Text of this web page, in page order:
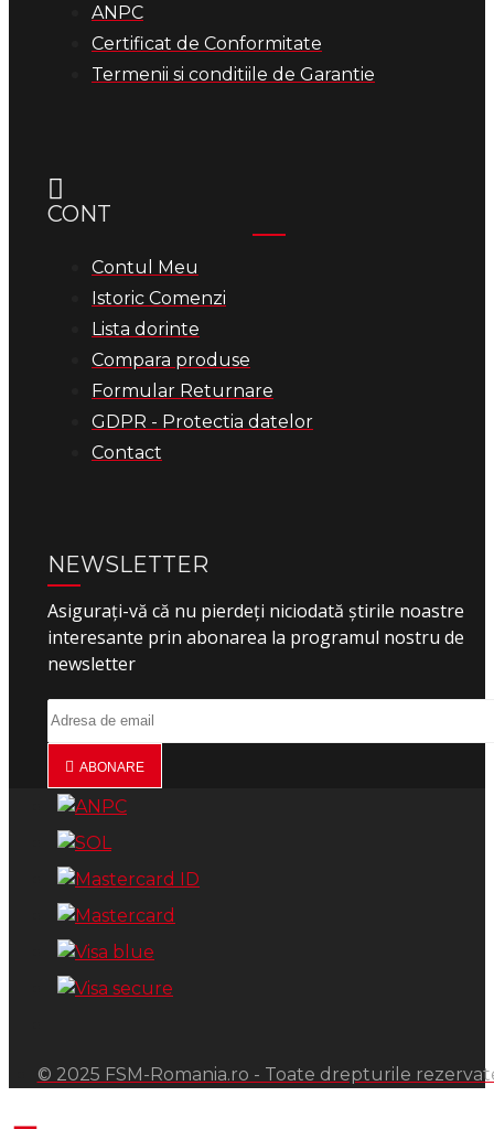
ANPC
Certificat de Conformitate
Termenii si conditiile de Garantie
CONT
Contul Meu
Istoric Comenzi
Lista dorinte
Compara produse
Formular Returnare
GDPR - Protectia datelor
Contact
NEWSLETTER
Asigurați-vă că nu pierdeți niciodată știrile noastre
interesante prin abonarea la programul nostru de
newsletter
ABONARE
© 2025 FSM-Romania.ro - Toate drepturile